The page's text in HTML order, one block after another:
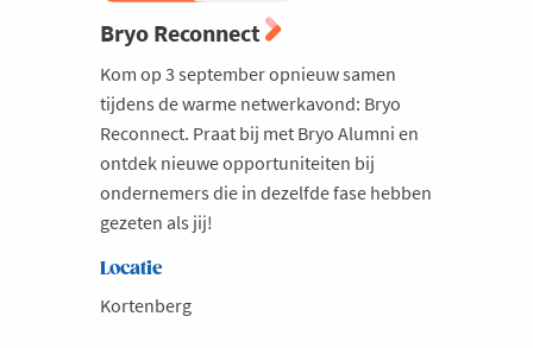
Bryo Reconnect
Kom op 3 september opnieuw samen
tijdens de warme netwerkavond: Bryo
Reconnect. Praat bij met Bryo Alumni en
ontdek nieuwe opportuniteiten bij
ondernemers die in dezelfde fase hebben
gezeten als jij!
Locatie
Kortenberg